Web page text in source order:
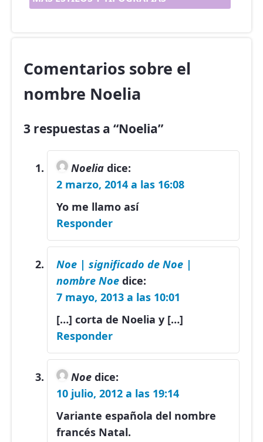
Comentarios sobre el
nombre Noelia
3 respuestas a “Noelia”
Noelia dice:
2 marzo, 2014 a las 16:08
Yo me llamo así
Responder
Noe | significado de Noe |
nombre Noe dice:
7 mayo, 2013 a las 10:01
[…] corta de Noelia y […]
Responder
Noe dice:
10 julio, 2012 a las 19:14
Variante española del nombre
francés Natal.